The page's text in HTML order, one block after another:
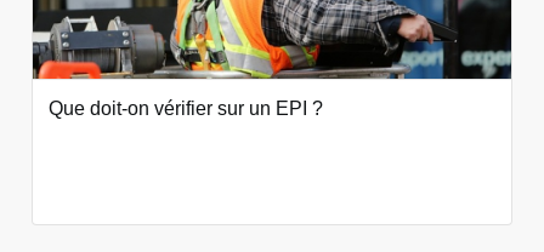
Que doit-on vérifier sur un EPI ?